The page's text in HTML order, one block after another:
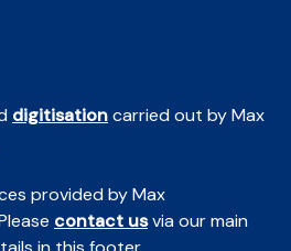
digitisationcarried out by Max
provided by Max
contact usvia our main